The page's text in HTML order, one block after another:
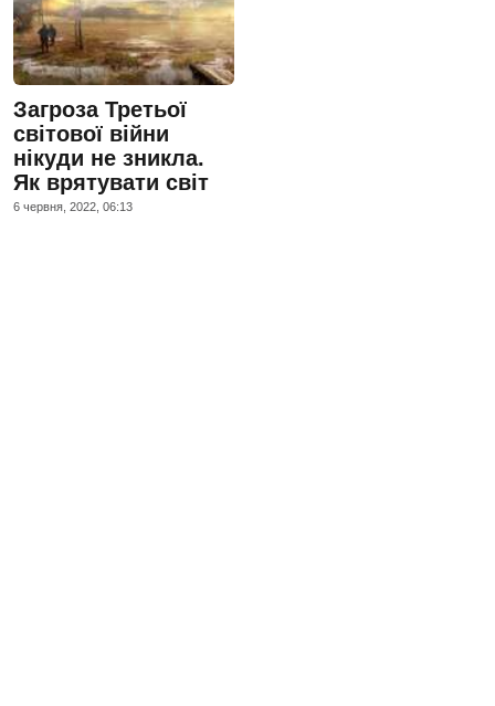
Загроза Третьої
світової війни
нікуди не зникла.
Як врятувати світ
6 червня, 2022, 06:13